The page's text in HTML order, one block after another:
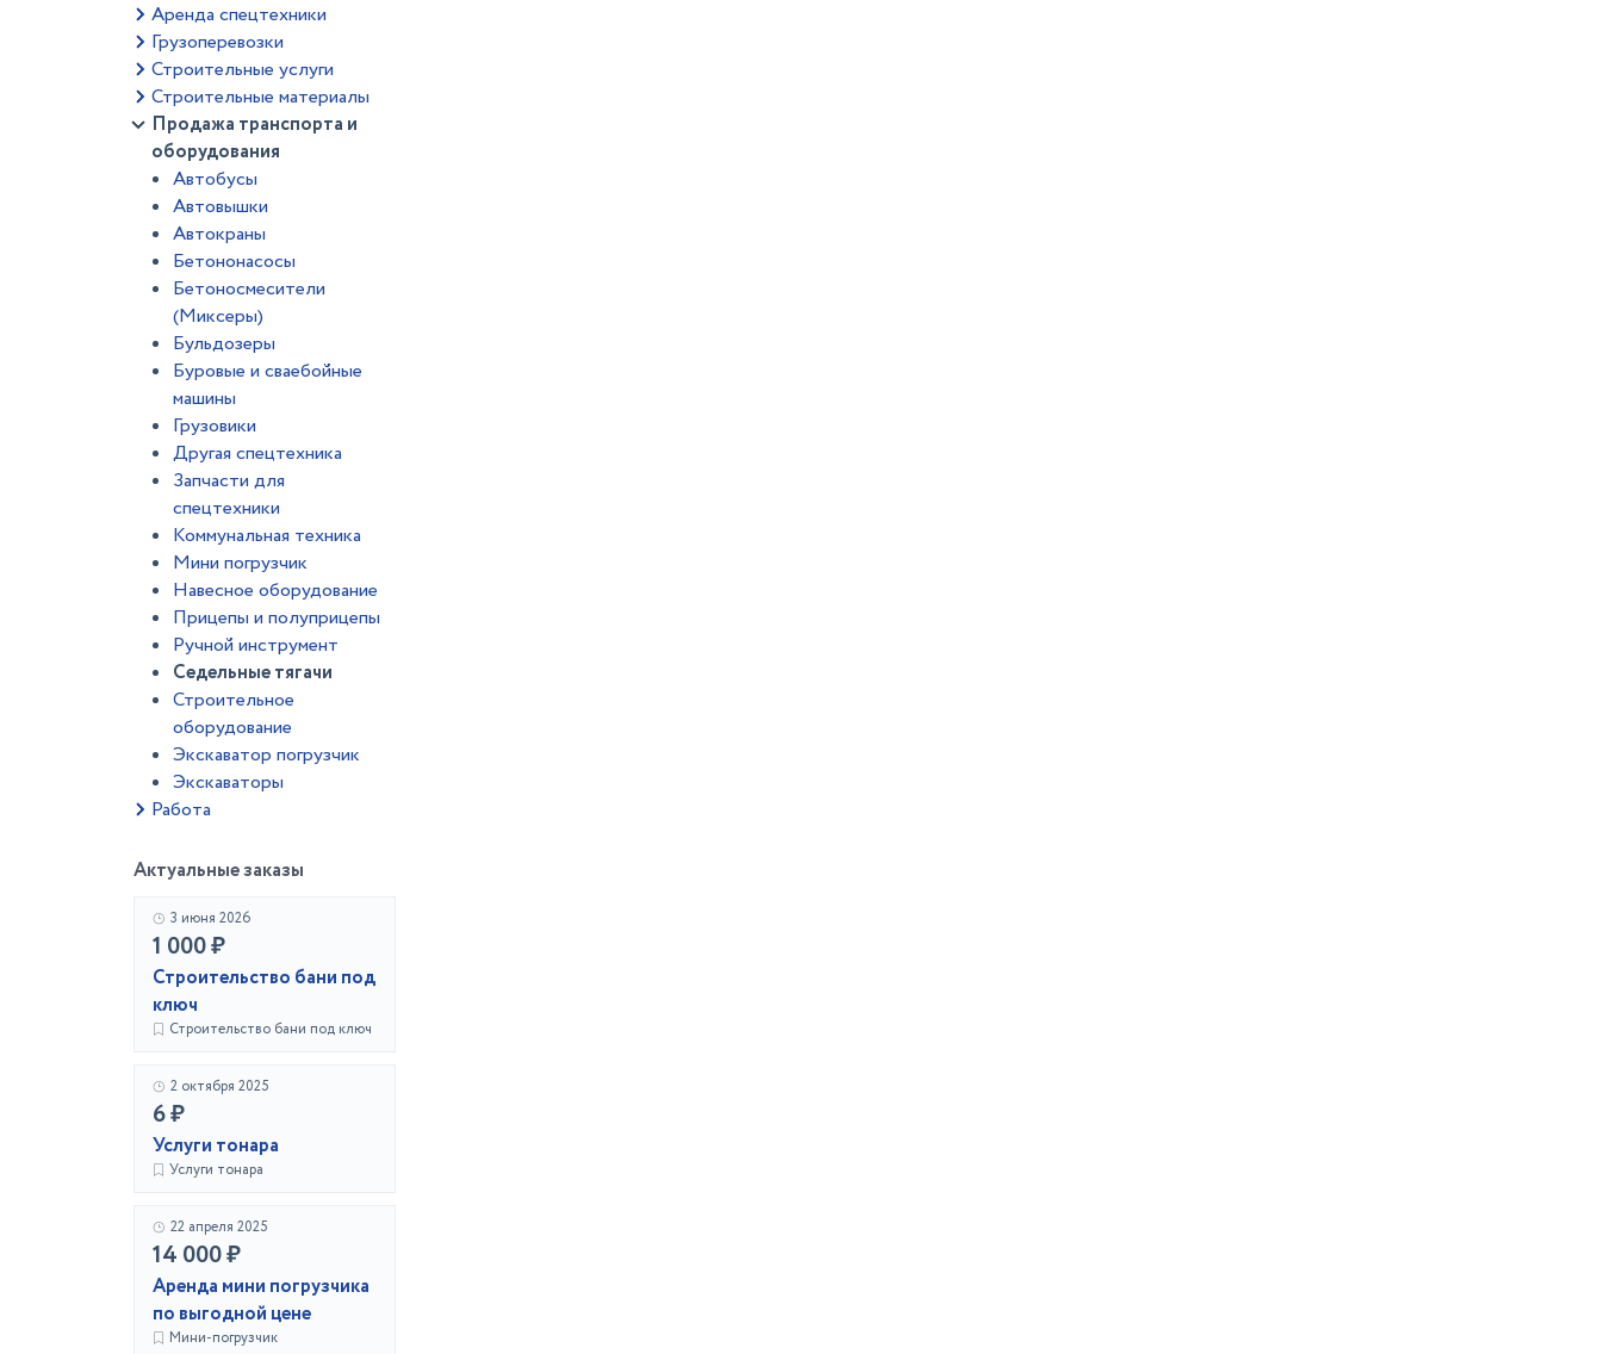
Аренда спецтехники
Грузоперевозки
Строительные услуги
Строительные материалы
Продажа транспорта и
оборудования
Автобусы
Автовышки
Автокраны
Бетононасосы
Бетоносмесители
(Миксеры)
Бульдозеры
Буровые и сваебойные
машины
Грузовики
Другая спецтехника
Запчасти для
спецтехники
Коммунальная техника
Мини погрузчик
Навесное оборудование
Прицепы и полуприцепы
Ручной инструмент
Седельные тягачи
Строительное
оборудование
Экскаватор погрузчик
Экскаваторы
Работа
Актуальные заказы
3 июня 2026
1 000 ₽
Строительство бани под
ключ
Строительство бани под ключ
2 октября 2025
6 ₽
Услуги тонара
Услуги тонара
22 апреля 2025
14 000 ₽
Аренда мини погрузчика
по выгодной цене
Мини-погрузчик